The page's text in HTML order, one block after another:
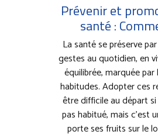
Prévenir et
santé :
La santé se préserve
gestes au quotidien, en
équilibrée, marquée par
habitudes. Adopter ces
être difficile au départ si
pas habitué, mais c’est
porte ses fruits sur le